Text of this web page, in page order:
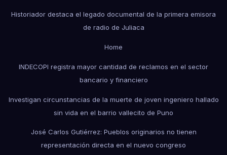
Historiador destaca el legado documental de la primera emisora
de radio de Juliaca
Home
INDECOPI registra mayor cantidad de reclamos en el sector
bancario y financiero
Investigan circunstancias de la muerte de joven ingeniero hallado
sin vida en el barrio vallecito de Puno
José Carlos Gutiérrez: Pueblos originarios no tienen
representación directa en el nuevo congreso